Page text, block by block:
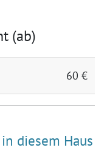
(ab)
60 €
diesem Haus